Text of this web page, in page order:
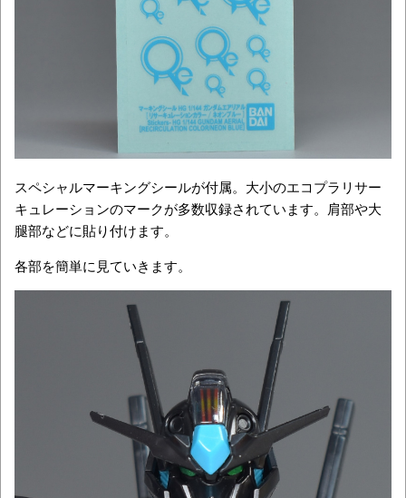
スペシャルマーキングシールが付属。大小のエコプラリサー
キュレーションのマークが多数収録されています。肩部や大
腿部などに貼り付けます。
各部を簡単に見ていきます。